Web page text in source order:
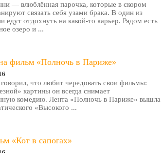
— влюблённая парочка, которые в скором
связать себя узами брака. В один из
едут отдохнуть на какой-то карьер. Рядом есть
озеро и ...
фильм «Полночь в Париже»
что любит чередовать свои фильмы:
картины он всегда снимает
комедию. Лента «Полночь в Париже» вышла
«Высокого ...
«Кот в сапогах»